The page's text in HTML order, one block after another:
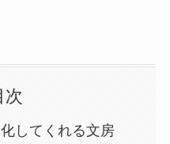
次
してくれる文房